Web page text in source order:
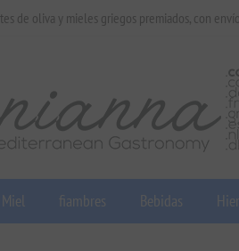
de oliva y mieles griegos premiados, con
Miel fiambres Bebidas